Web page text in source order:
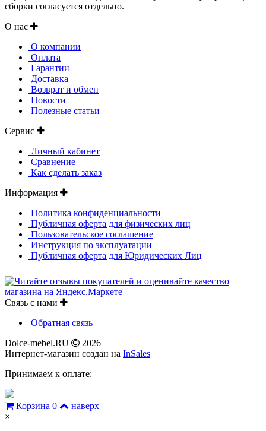
сборки согласуется отдельно.
О нас
О компании
Оплата
Гарантии
Доставка
Возврат и обмен
Новости
Полезные статьи
Сервис
Личный кабинет
Сравнение
Как сделать заказ
Информация
Политика конфиденциальности
Публичная оферта для физических лиц
Пользовательское соглашение
Инструкция по эксплуатации
Публичная оферта для Юридических Лиц
Связь с нами
Обратная связь
Dolce-mebel.RU
2026
Интернет-магазин создан на InSales
Принимаем к оплате:
Корзина 0
наверх
×